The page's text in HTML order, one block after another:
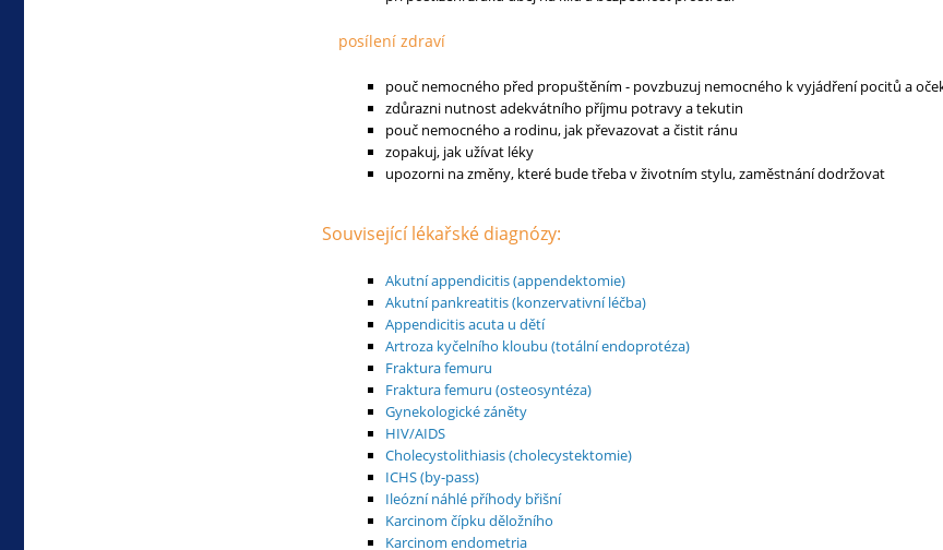
posílení zdraví
pouč nemocného před propuštěním - povzbuzuj nemocného k vyjádření pocitů a
zdůrazni nutnost adekvátního příjmu potravy a tekutin
pouč nemocného a rodinu, jak převazovat a čistit ránu
zopakuj, jak užívat léky
upozorni na změny, které bude třeba v životním stylu, zaměstnání dodržovat
Související lékařské diagnózy:
Akutní appendicitis (appendektomie)
Akutní pankreatitis (konzervativní léčba)
Appendicitis acuta u dětí
Artroza kyčelního kloubu (totální endoprotéza)
Fraktura femuru
Fraktura femuru (osteosyntéza)
Gynekologické záněty
HIV/AIDS
Cholecystolithiasis (cholecystektomie)
ICHS (by-pass)
Ileózní náhlé příhody břišní
Karcinom čípku děložního
Karcinom endometria